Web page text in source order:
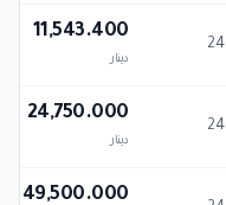
11,543.400
دينار
24,750.000
دينار
49,500.000